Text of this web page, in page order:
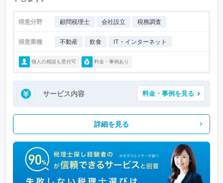
得意分野 顧問税理士 会社設立 税務調査
得意業種 不動産 飲食 IT・インターネット
個人の相談も受付可 料金・事例あり
サービス内容 料金・事例を見る
詳細を見る